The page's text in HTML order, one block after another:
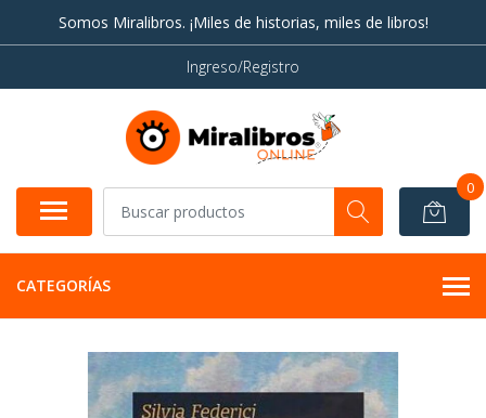
Somos Miralibros. ¡Miles de historias, miles de libros!
Ingreso/Registro
0
CATEGORÍAS